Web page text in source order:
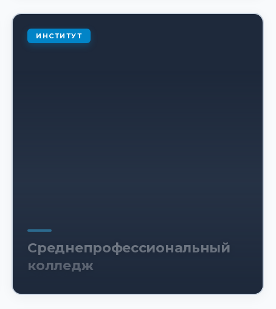
Среднепрофессиональный
колледж
ИНСТИТУТ